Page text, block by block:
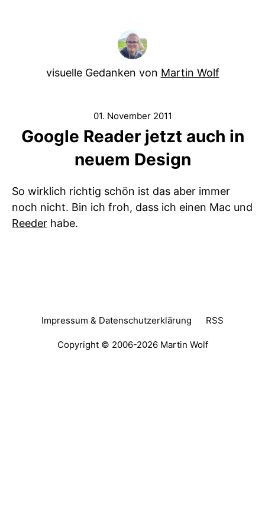
visuelle Gedanken von Martin Wolf
01. November 2011
Google Reader jetzt auch in
neuem Design
So wirklich richtig schön ist das aber immer
noch nicht. Bin ich froh, dass ich einen Mac und
Reeder habe.
Impressum & Datenschutzerklärung RSS
Copyright © 2006-2026 Martin Wolf